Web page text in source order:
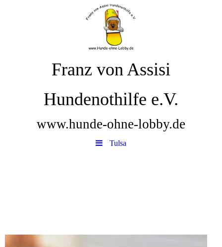
Franz von Assisi
Hundenothilfe e.V.
www.hunde-ohne-lobby.de
Tulsa